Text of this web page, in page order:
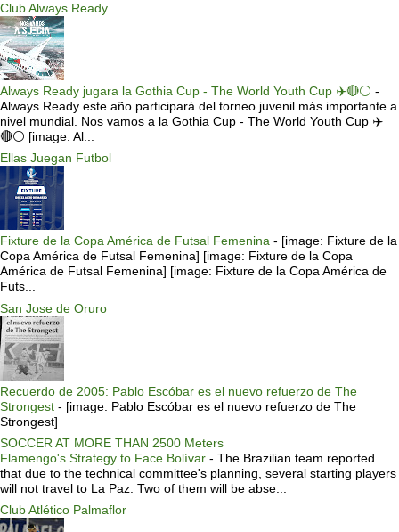
Club Always Ready
Always Ready jugara la Gothia Cup - The World Youth Cup ✈️🔴⚪️ -
Always Ready este año participará del torneo juvenil más importante a
nivel mundial. Nos vamos a la Gothia Cup - The World Youth Cup ✈️
🔴⚪️ [image: Al...
Ellas Juegan Futbol
Fixture de la Copa América de Futsal Femenina - [image: Fixture de la
Copa América de Futsal Femenina] [image: Fixture de la Copa
América de Futsal Femenina] [image: Fixture de la Copa América de
Futs...
San Jose de Oruro
Recuerdo de 2005: Pablo Escóbar es el nuevo refuerzo de The
Strongest - [image: Pablo Escóbar es el nuevo refuerzo de The
Strongest]
SOCCER AT MORE THAN 2500 Meters
Flamengo's Strategy to Face Bolívar - The Brazilian team reported
that due to the technical committee's planning, several starting players
will not travel to La Paz. Two of them will be abse...
Club Atlético Palmaflor